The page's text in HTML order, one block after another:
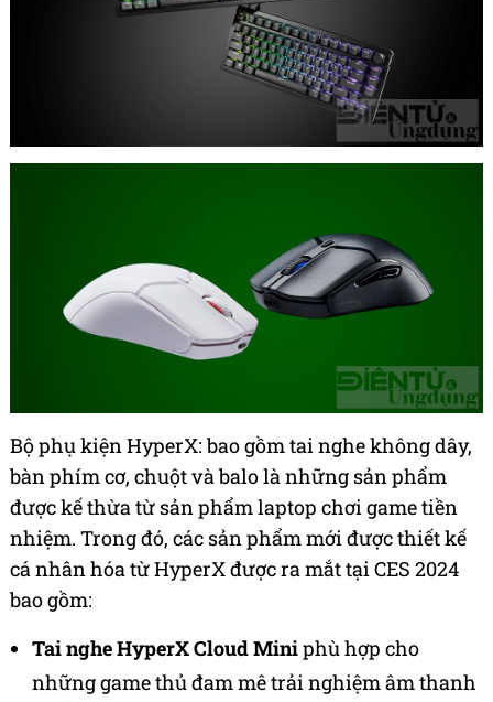
Bộ phụ kiện HyperX: bao gồm tai nghe không dây,
bàn phím cơ, chuột và balo là những sản phẩm
được kế thừa từ sản phẩm laptop chơi game tiền
nhiệm. Trong đó, các sản phẩm mới được thiết kế
cá nhân hóa từ HyperX được ra mắt tại CES 2024
bao gồm:
Tai nghe HyperX Cloud Miniphù hợp cho
những game thủ đam mê trải nghiệm âm thanh